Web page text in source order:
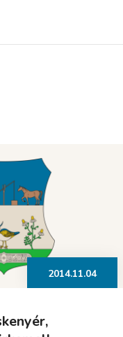
2014.11.04